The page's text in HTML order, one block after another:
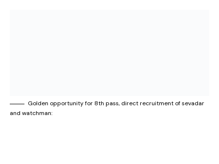
Golden opportunity for 8th pass, direct recruitment of sevadar
and watchman: